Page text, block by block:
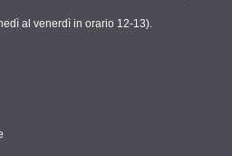
al venerdì in orario 12-13).